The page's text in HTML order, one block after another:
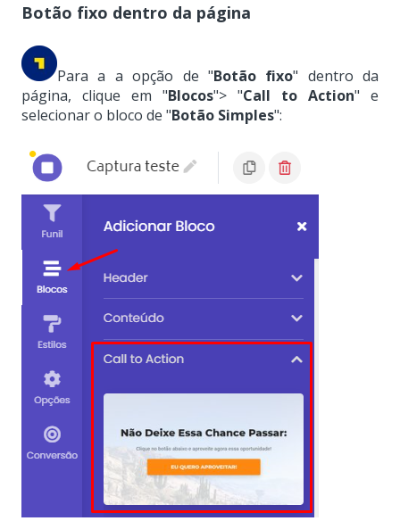
Botão fixo dentro da página
Para a a opção de "Botão fixo" dentro da
página, clique em "Blocos"> "Call to Action" e
selecionar o bloco de "Botão Simples":